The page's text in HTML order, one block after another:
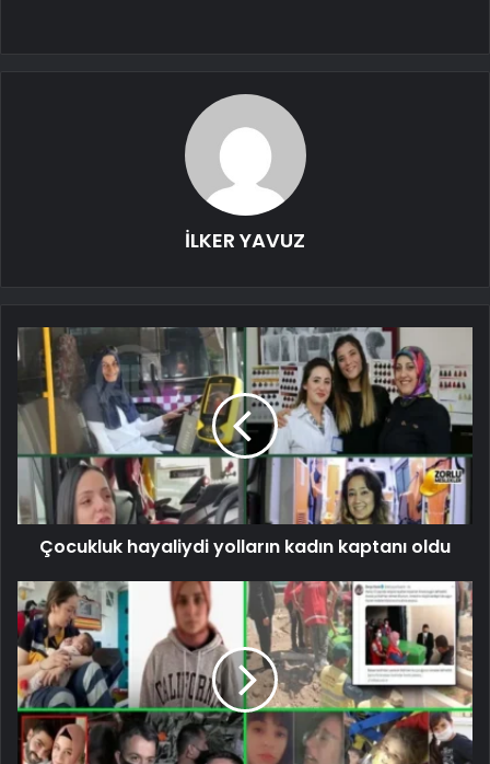
İLKER YAVUZ
Çocukluk hayaliydi yolların kadın kaptanı oldu